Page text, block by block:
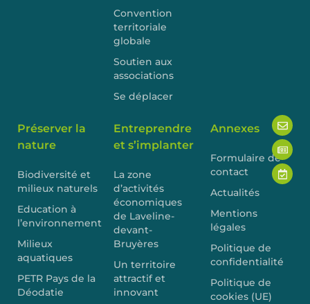
Convention
territoriale
globale
Soutien aux
associations
Se déplacer
Préserver la
nature
Biodiversité et
milieux naturels
Education à
l’environnement
Milieux
aquatiques
PETR Pays de la
Déodatie
Entreprendre
et s’implanter
La zone
d’activités
économiques
de Laveline-
devant-
Bruyères
Un territoire
attractif et
innovant
Annexes
Formulaire de
contact
Actualités
Mentions
légales
Politique de
confidentialité
Politique de
cookies (UE)